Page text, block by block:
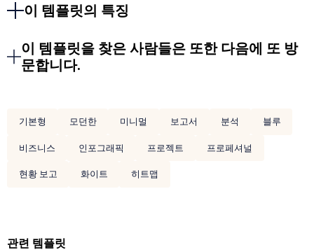
이 템플릿의 특징
이 템플릿을 찾은 사람들은 또한 다음에 또 방
문합니다.
기본형 모던한 미니멀 보고서 분석
블루
비즈니스
인포그래픽 프로젝트
프로페셔널
현황 보고
화이트 히트맵
관련 템플릿